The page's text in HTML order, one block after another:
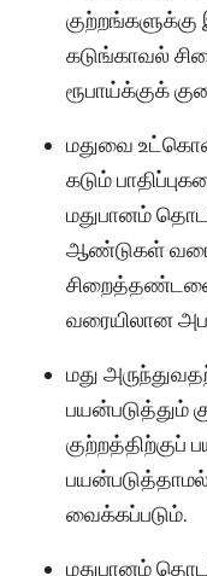
குற்றங்களுக்கு
கடுங்காவல்
ரூபாய்க்குக்
மதுவை
கடும்
மதுபானம்
ஆண்டுகள்
சிறைத்தண்டனை
வரையிலான
மது
பயன்படுத்தும்
குற்றத்திற்குப்
பயன்படுத்தாமல்
வைக்கப்படும்.
மதுபானம்